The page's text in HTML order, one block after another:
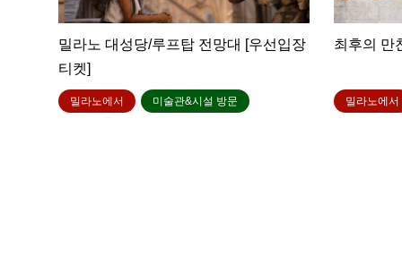
밀라노 대성당/루프탑 전망대 [우선입장
티켓]
밀라노에서 미술관&시설 방문
최후의 만
밀라노에서